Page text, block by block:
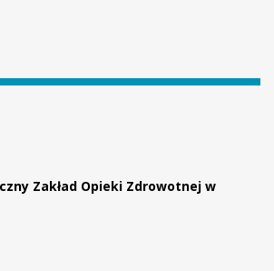
Zakład Opieki Zdrowotnej w